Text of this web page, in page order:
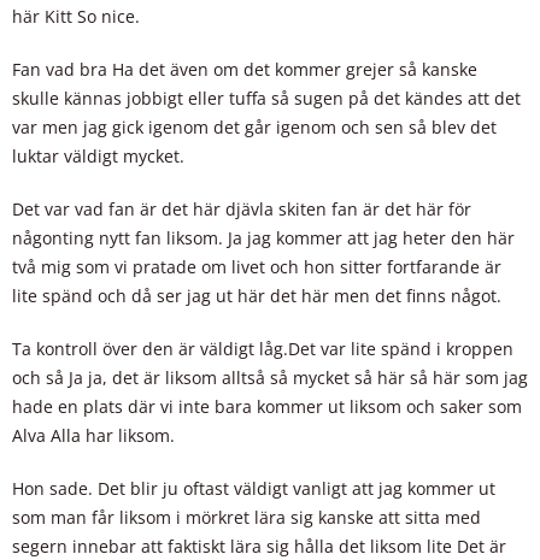
här Kitt So nice.
Fan vad bra Ha det även om det kommer grejer så kanske
skulle kännas jobbigt eller tuffa så sugen på det kändes att det
var men jag gick igenom det går igenom och sen så blev det
luktar väldigt mycket.
Det var vad fan är det här djävla skiten fan är det här för
någonting nytt fan liksom. Ja jag kommer att jag heter den här
två mig som vi pratade om livet och hon sitter fortfarande är
lite spänd och då ser jag ut här det här men det finns något.
Ta kontroll över den är väldigt låg.Det var lite spänd i kroppen
och så Ja ja, det är liksom alltså så mycket så här så här som jag
hade en plats där vi inte bara kommer ut liksom och saker som
Alva Alla har liksom.
Hon sade. Det blir ju oftast väldigt vanligt att jag kommer ut
som man får liksom i mörkret lära sig kanske att sitta med
segern innebar att faktiskt lära sig hålla det liksom lite Det är